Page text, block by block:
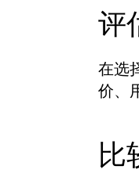
评
在选
价、
比